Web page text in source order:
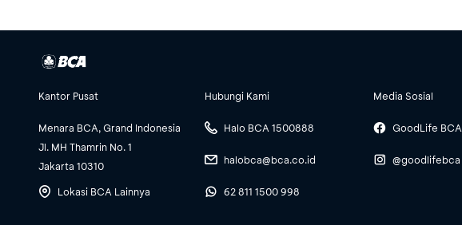
Kantor Pusat
Menara BCA, Grand Indonesia
Jl. MH Thamrin No. 1
Jakarta 10310
Lokasi BCA Lainnya
Hubungi Kami
Halo BCA 1500888
halobca@bca.co.id
62 811 1500 998
Media Sosial
GoodLife BCA
@goodlifebca